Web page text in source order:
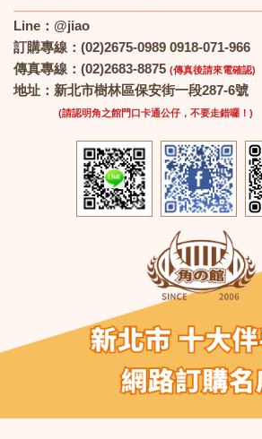
Line：@jiao
訂購專線：(02)2675-0989 0918-071-966
傳真專線：(02)2683-8875 (傳真後請來電確認)
地址：新北市樹林區保安街一段287-6號
(請認明角之館門口卡通公仔，不要走錯囉！)